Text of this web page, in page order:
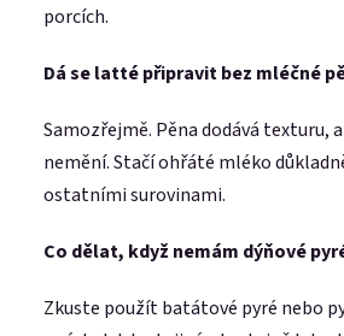
porcích.
Dá se latté připravit bez mléčné
Samozřejmě. Pěna dodává texturu,
nemění. Stačí ohřáté mléko
ostatními surovinami.
Co dělat, když nemám dýňové
Zkuste použít batátové pyré nebo